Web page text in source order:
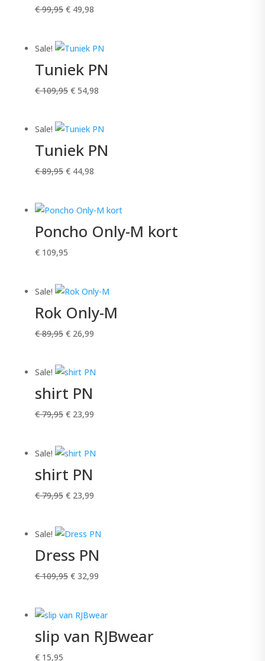
€99,95 Oorspronkelijke
€ 99,95.
€49,98Huidige
€ 49,98.
Sale!
Tuniek PN
€109,95 Oorspronkelijke
€ 109,95.
€54,98Huidige
€ 54,98.
Sale!
Tuniek PN
€89,95 Oorspronkelijke
€ 89,95.
€44,98Huidige
€ 44,98.
Poncho Only-M kort
€109,95
Sale!
Rok Only-M
€89,95 Oorspronkelijke
€ 89,95.
€26,99Huidige
€ 26,99.
Sale!
shirt PN
€79,95 Oorspronkelijke
€ 79,95.
€23,99Huidige
€ 23,99.
Sale!
shirt PN
€79,95 Oorspronkelijke
€ 79,95.
€23,99Huidige
€ 23,99.
Sale!
Dress PN
€109,95 Oorspronkelijke
€ 109,95.
€32,99Huidige
€ 32,99.
slip van RJBwear
€15,95